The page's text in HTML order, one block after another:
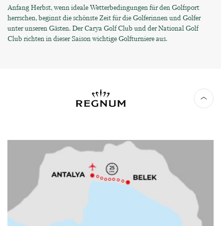
Anfang Herbst, wenn ideale Wetterbedingungen für den Golfsport
herrschen, beginnt die schönste Zeit für die Golferinnen und Golfer
unter unseren Gästen. Der Carya Golf Club und der National Golf
Club richten in dieser Saison wichtige Golfturniere aus.